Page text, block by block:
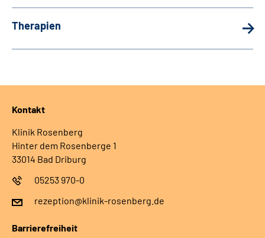
Therapien
Kontakt
Klinik Rosenberg
Hinter dem Rosenberge 1
33014 Bad Driburg
05253 970-0
rezeption@klinik-rosenberg.de
Barrierefreiheit